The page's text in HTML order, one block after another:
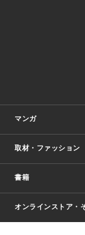
マンガ
少年マンガ
Vジャンプ
週刊ヤングジャ
少女マンガ
取材・ファッション
Seventeen
芸能・情報・ス
書籍
文芸・文庫・総
オンラインストア・